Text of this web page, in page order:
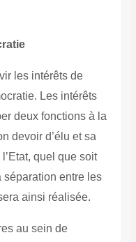
les intérêts de
Les intérêts
deux fonctions à la
devoir d’élu et sa
quel que soit
séparation entre les
ainsi réalisée.
au sein de